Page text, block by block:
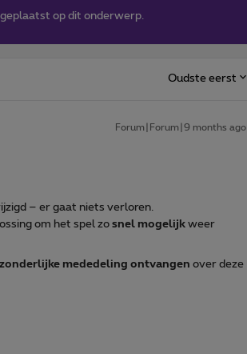
op dit onderwerp.
Oudste eerst
Forum|Forum|9 months ago
– er gaat niets verloren.
om het spel zo snel mogelijk weer
mededeling ontvangen over deze